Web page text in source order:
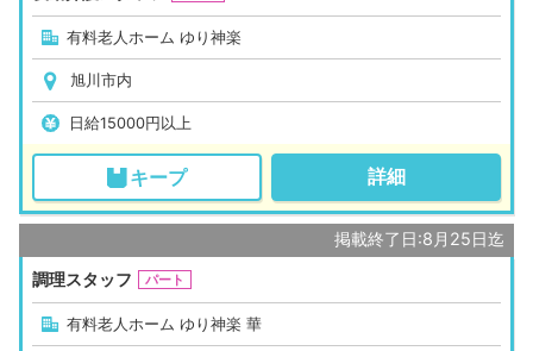
有料老人ホーム ゆり神楽
旭川市内
日給15000円以上
キープ 詳細
掲載終了日:8月25日迄
調理スタッフ
パート
有料老人ホーム ゆり神楽 華